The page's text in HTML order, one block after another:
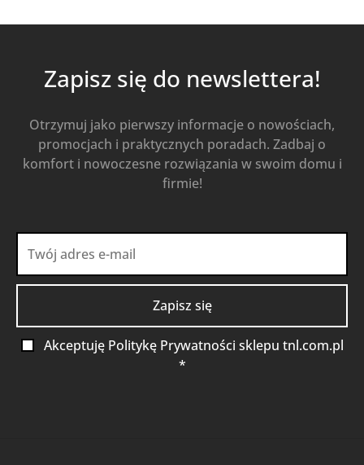
Zapisz się do newslettera!
Otrzymuj jako pierwszy informacje o nowościach,
promocjach i praktycznych poradach. Zadbaj o
komfort i nowoczesne rozwiązania w swoim domu i
firmie!
Akceptuję Politykę Prywatności sklepu tnl.com.pl
*